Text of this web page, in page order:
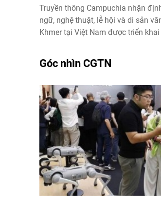
Truyền thông Campuchia nhận
ngữ, nghệ thuật, lễ hội và di sản
Khmer tại Việt Nam được triển
Góc nhìn CGTN